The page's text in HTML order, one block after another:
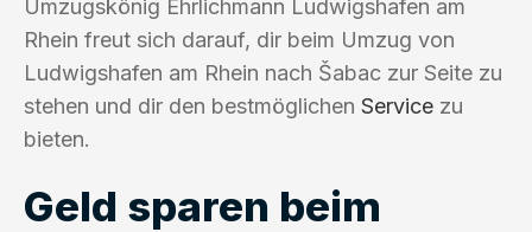
Umzugskönig Ehrlichmann Ludwigshafen am
Rhein freut sich darauf, dir beim Umzug von
Ludwigshafen am Rhein nach Šabac zur Seite zu
stehen und dir den bestmöglichen Service zu
bieten.
Geld sparen beim